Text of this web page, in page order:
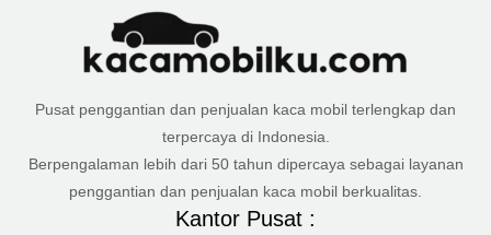
Pusat penggantian dan penjualan kaca mobil terlengkap dan
terpercaya di Indonesia.
Berpengalaman lebih dari 50 tahun dipercaya sebagai layanan
penggantian dan penjualan kaca mobil berkualitas.
Kantor Pusat :